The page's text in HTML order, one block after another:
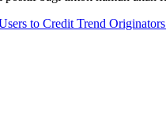
to Credit Trend